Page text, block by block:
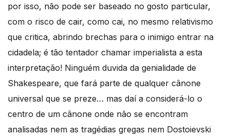
por isso, não pode ser baseado no gosto particular,
com o risco de cair, como cai, no mesmo relativismo
que critica, abrindo brechas para o inimigo entrar na
cidadela; é tão tentador chamar imperialista a esta
interpretação! Ninguém duvida da genialidade de
Shakespeare, que fará parte de qualquer cânone
universal que se preze… mas daí a considerá-lo o
centro de um cânone onde não se encontram
analisadas nem as tragédias gregas nem Dostoievski